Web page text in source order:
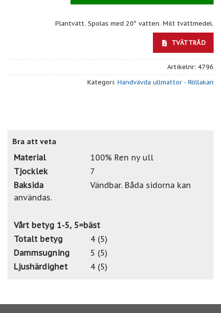
Plantvätt. Spolas med 20° vatten. Milt tvättmedel.
TVÄTTRÅD
Artikelnr: 4796
Kategori: Handvävda ullmattor - Röllakan
Bra att veta
Material
100% Ren ny ull
Tjocklek
7
Baksida
Vändbar. Båda sidorna kan
användas.
Vårt betyg 1-5, 5=bäst
Totalt betyg
4 (5)
Dammsugning
5 (5)
Ljushärdighet
4 (5)